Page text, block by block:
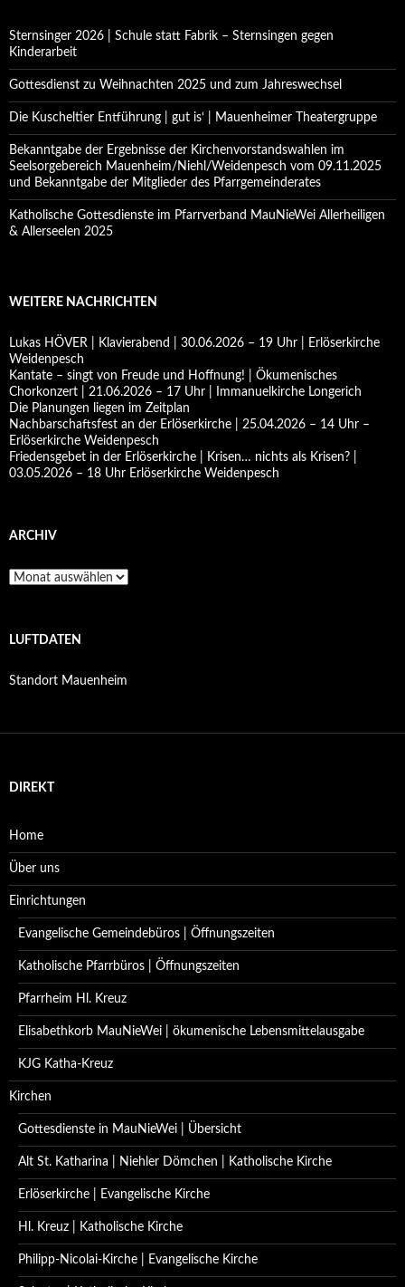
Sternsinger 2026 | Schule statt Fabrik – Sternsingen gegen
Kinderarbeit
Gottesdienst zu Weihnachten 2025 und zum Jahreswechsel
Die Kuscheltier Entführung | gut is‘ | Mauenheimer Theatergruppe
Bekanntgabe der Ergebnisse der Kirchenvorstandswahlen im
Seelsorgebereich Mauenheim/Niehl/Weidenpesch vom 09.11.2025
und Bekanntgabe der Mitglieder des Pfarrgemeinderates
Katholische Gottesdienste im Pfarrverband MauNieWei Allerheiligen
& Allerseelen 2025
WEITERE NACHRICHTEN
Lukas HÖVER | Klavierabend | 30.06.2026 – 19 Uhr | Erlöserkirche
Weidenpesch
Kantate – singt von Freude und Hoffnung! | Ökumenisches
Chorkonzert | 21.06.2026 – 17 Uhr | Immanuelkirche Longerich
Die Planungen liegen im Zeitplan
Nachbarschaftsfest an der Erlöserkirche | 25.04.2026 – 14 Uhr –
Erlöserkirche Weidenpesch
Friedensgebet in der Erlöserkirche | Krisen… nichts als Krisen? |
03.05.2026 – 18 Uhr Erlöserkirche Weidenpesch
ARCHIV
Archiv
LUFTDATEN
Standort Mauenheim
DIREKT
Home
Über uns
Einrichtungen
Evangelische Gemeindebüros | Öffnungszeiten
Katholische Pfarrbüros | Öffnungszeiten
Pfarrheim Hl. Kreuz
Elisabethkorb MauNieWei | ökumenische Lebensmittelausgabe
KJG Katha-Kreuz
Kirchen
Gottesdienste in MauNieWei | Übersicht
Alt St. Katharina | Niehler Dömchen | Katholische Kirche
Erlöserkirche | Evangelische Kirche
Hl. Kreuz | Katholische Kirche
Philipp-Nicolai-Kirche | Evangelische Kirche